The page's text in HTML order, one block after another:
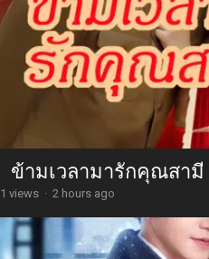
ข้ามเวลามารักคุณสามี
1 views · 2 hours ago